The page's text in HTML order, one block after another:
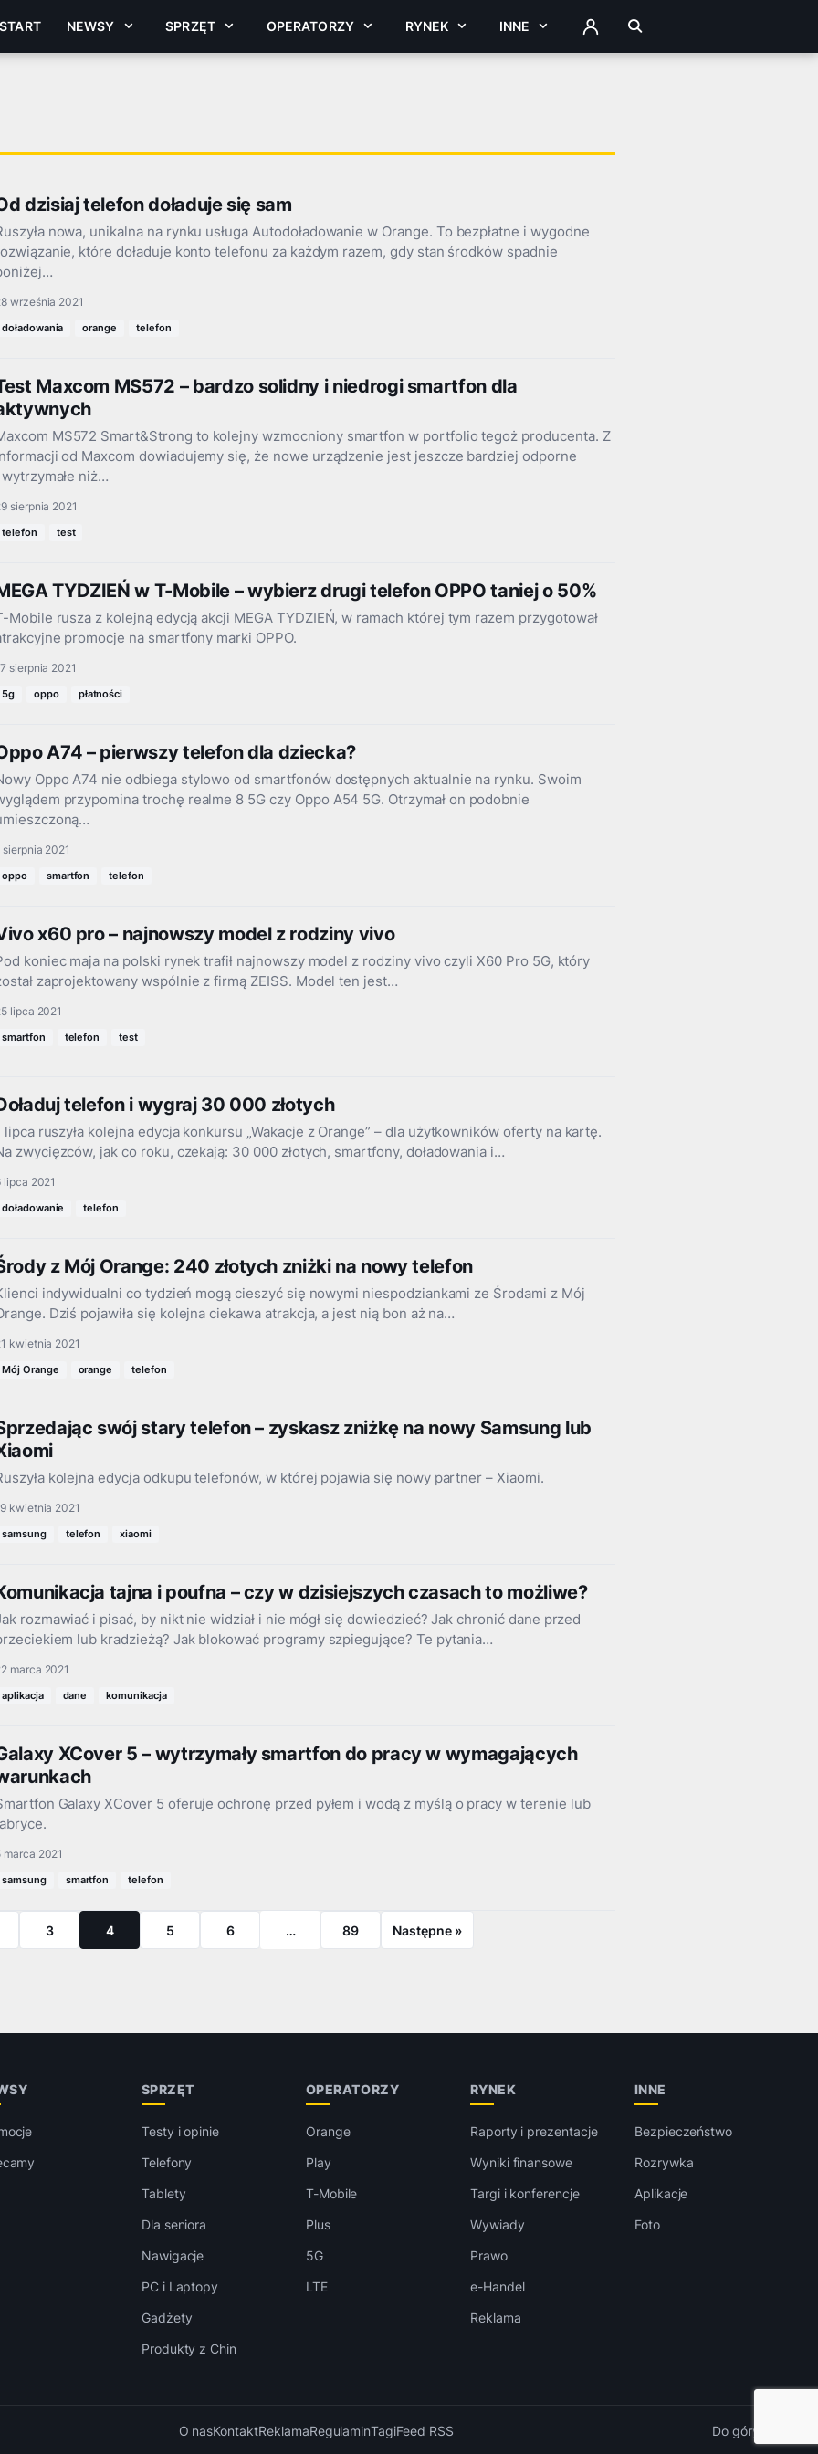
START NEWSY SPRZĘT OPERATORZY RYNEK INNE ZALOGUJ
dzisiaj telefon doładuje się sam
nowa, unikalna na rynku usługa Autodoładowanie w Orange. To bezpłatne i wygodne
które doładuje konto telefonu za każdym razem, gdy stan środków spadnie
września 2021
doładowania orange telefon
Maxcom MS572 – bardzo solidny i niedrogi smartfon dla
MS572 Smart&Strong to kolejny wzmocniony smartfon w portfolio tegoż producenta. Z
od Maxcom dowiadujemy się, że nowe urządzenie jest jeszcze bardziej odporne
niż…
sierpnia 2021
telefon test
TYDZIEŃ w T-Mobile – wybierz drugi telefon OPPO taniej o 50%
Mobile rusza z kolejną edycją akcji MEGA TYDZIEŃ, w ramach której tym razem przygotował
promocje na smartfony marki OPPO.
sierpnia 2021
5g oppo płatności
A74 – pierwszy telefon dla dziecka?
Oppo A74 nie odbiega stylowo od smartfonów dostępnych aktualnie na rynku. Swoim
przypomina trochę realme 8 5G czy Oppo A54 5G. Otrzymał on podobnie
sierpnia 2021
oppo smartfon telefon
x60 pro – najnowszy model z rodziny vivo
koniec maja na polski rynek trafił najnowszy model z rodziny vivo czyli X60 Pro 5G, który
zaprojektowany wspólnie z firmą ZEISS. Model ten jest…
lipca 2021
smartfon telefon test
telefon i wygraj 30 000 złotych
lipca ruszyła kolejna edycja konkursu „Wakacje z Orange” – dla użytkowników oferty na kartę.
zwycięzców, jak co roku, czekają: 30 000 złotych, smartfony, doładowania i…
lipca 2021
doładowanie telefon
z Mój Orange: 240 złotych zniżki na nowy telefon
indywidualni co tydzień mogą cieszyć się nowymi niespodziankami ze Środami z Mój
Dziś pojawiła się kolejna ciekawa atrakcja, a jest nią bon aż na…
kwietnia 2021
Mój Orange orange telefon
swój stary telefon – zyskasz zniżkę na nowy Samsung lub
kolejna edycja odkupu telefonów, w której pojawia się nowy partner – Xiaomi.
kwietnia 2021
samsung telefon xiaomi
tajna i poufna – czy w dzisiejszych czasach to możliwe?
rozmawiać i pisać, by nikt nie widział i nie mógł się dowiedzieć? Jak chronić dane przed
lub kradzieżą? Jak blokować programy szpiegujące? Te pytania…
marca 2021
aplikacja dane komunikacja
XCover 5 – wytrzymały smartfon do pracy w wymagających
Galaxy XCover 5 oferuje ochronę przed pyłem i wodą z myślą o pracy w terenie lub
marca 2021
samsung smartfon telefon
3 4 5 6 … 89 Następne »
SPRZĘT
Testy i opinie
Telefony
Tablety
Dla seniora
Nawigacje
PC i Laptopy
Gadżety
Produkty z Chin
OPERATORZY
Orange
Play
T-Mobile
Plus
5G
LTE
RYNEK
Raporty i prezentacje
Wyniki finansowe
Targi i konferencje
Wywiady
Prawo
e-Handel
Reklama
INNE
Bezpieczeństwo
Rozrywka
Aplikacje
Foto
O nasKontaktReklamaRegulaminTagiFeed RSS Do góry ↑